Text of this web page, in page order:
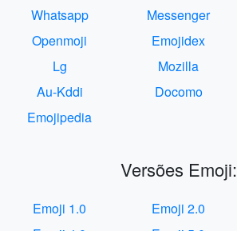
Whatsapp
Messenger
Openmoji
Emojidex
Lg
Mozilla
Au-Kddi
Docomo
Emojipedia
Versões Emoji:
Emoji 1.0 Emoji 2.0